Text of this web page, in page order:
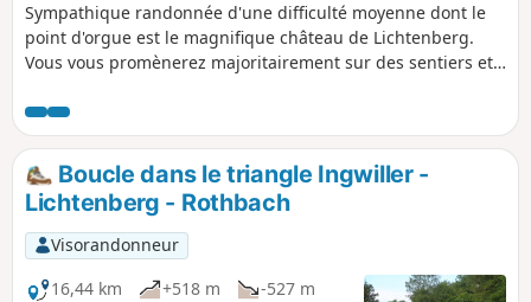
Sympathique randonnée d'une difficulté moyenne dont le
point d'orgue est le magnifique château de Lichtenberg.
Vous vous promènerez majoritairement sur des sentiers et
début de printemps, mais en étant à l'ombre en été.
Boucle dans le triangle Ingwiller -
Lichtenberg - Rothbach
Visorandonneur
16,44 km
+518 m
-527 m